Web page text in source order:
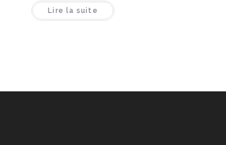
Lire la suite